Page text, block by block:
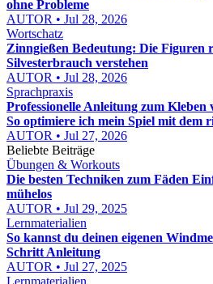
ohne Probleme
AUTOR • Jul 28, 2026
Wortschatz
Zinngießen Bedeutung: Die Figuren
Silvesterbrauch verstehen
AUTOR • Jul 28, 2026
Sprachpraxis
Professionelle Anleitung zum Kleben
So optimiere ich mein Spiel mit dem
AUTOR • Jul 27, 2026
Beliebte Beiträge
Übungen & Workouts
Die besten Techniken zum Fäden
mühelos
AUTOR • Jul 29, 2025
Lernmaterialien
So kannst du deinen eigenen
Schritt Anleitung
AUTOR • Jul 27, 2025
Lernmaterialien